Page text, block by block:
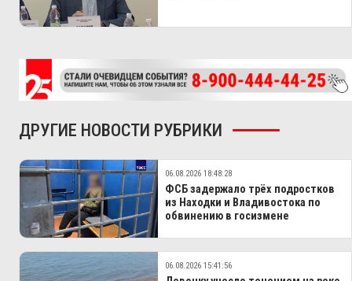
ДРУГИЕ НОВОСТИ РУБРИКИ
06.08.2026 18:48:28
ФСБ задержало трёх подростков
из Находки и Владивостока по
обвинению в госизмене
06.08.2026 15:41:56